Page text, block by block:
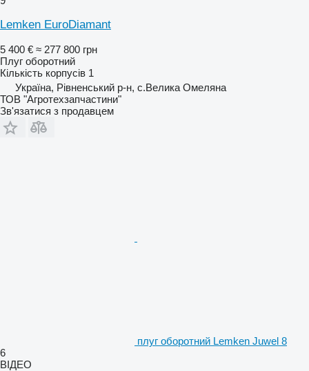
Lemken EuroDiamant
5 400 € ≈ 277 800 грн
Плуг оборотний
Кількість корпусів 1
Україна, Рівненський р-н, с.Велика Омеляна
ТОВ "Агротехзапчастини"
Зв'язатися з продавцем
плуг оборотний Lemken Juwel 8
6
ВІДЕО